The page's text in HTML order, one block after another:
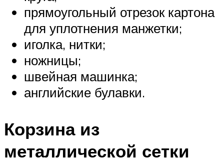
прямоугольный отрезок картона
для уплотнения манжетки;
иголка, нитки;
ножницы;
швейная машинка;
английские булавки.
Корзина из
металлической сетки